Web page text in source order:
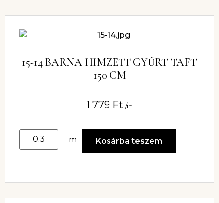
15-14 BARNA HIMZETT GYŰRT TAFT
150 CM
1 779 Ft /m
m Kosárba teszem